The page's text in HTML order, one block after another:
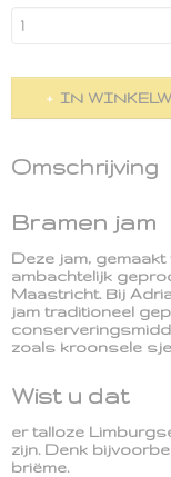
IN
Omschrijving
Bramen jam
Deze jam,
ambachtelijk
Maastricht. Bij
jam traditioneel
zoals kroonsele
Wist u dat
er talloze
zijn. Denk
briëme.